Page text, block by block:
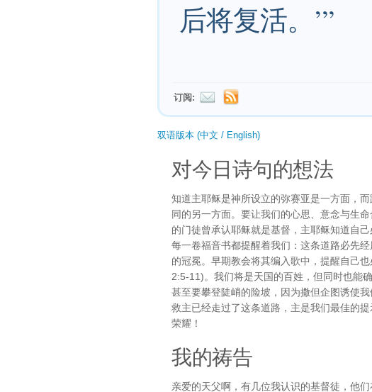
后将复活。’”
订阅:
双语版本 (中文 / English)
对今日诗句的想法
知道主耶稣是神所设立的弥赛亚是一方面，
同的另一方面。要让我们的心思、意念与生
的门徒曾承认耶稣就是基督，主耶稣知道自
每一卷福音书都提醒着我们：这条道路必先
的冠冕。早期教会将其编入歌中，提醒自己
2:5-11)。我们将是天国的百姓，但同时也能
甚至要攀登陡峭的险坡，因为撒但企图诱使
救主已经走过了这条道路，主是我们最佳的
荣耀！
我的祷告
亲爱的天父啊，有几位我认识的基督徒，他